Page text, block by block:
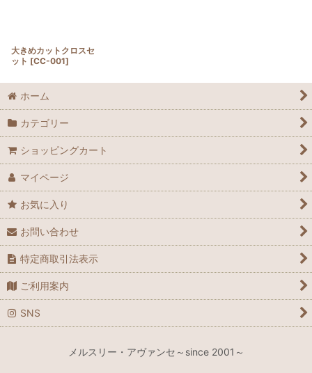
大きめカットクロスセ
ット [CC-001]
ホーム
カテゴリー
ショッピングカート
マイページ
お気に入り
お問い合わせ
特定商取引法表示
ご利用案内
SNS
メルスリー・アヴァンセ～since 2001～